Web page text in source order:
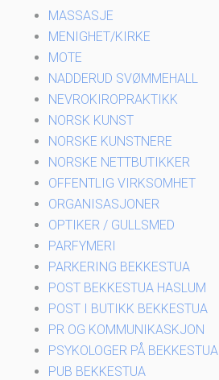
MASSASJE
MENIGHET/KIRKE
MOTE
NADDERUD SVØMMEHALL
NEVROKIROPRAKTIKK
NORSK KUNST
NORSKE KUNSTNERE
NORSKE NETTBUTIKKER
OFFENTLIG VIRKSOMHET
ORGANISASJONER
OPTIKER / GULLSMED
PARFYMERI
PARKERING BEKKESTUA
POST BEKKESTUA HASLUM
POST I BUTIKK BEKKESTUA
PR OG KOMMUNIKASKJON
PSYKOLOGER PÅ BEKKESTUA
PUB BEKKESTUA